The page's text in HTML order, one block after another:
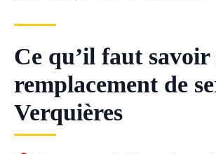
Ce qu’il faut savoir
remplacement de
Verquières